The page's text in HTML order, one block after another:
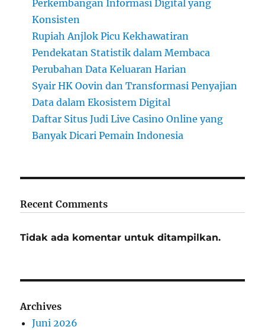
Perkembangan Informasi Digital yang
Konsisten
Rupiah Anjlok Picu Kekhawatiran
Pendekatan Statistik dalam Membaca
Perubahan Data Keluaran Harian
Syair HK Oovin dan Transformasi Penyajian
Data dalam Ekosistem Digital
Daftar Situs Judi Live Casino Online yang
Banyak Dicari Pemain Indonesia
Recent Comments
Tidak ada komentar untuk ditampilkan.
Archives
Juni 2026